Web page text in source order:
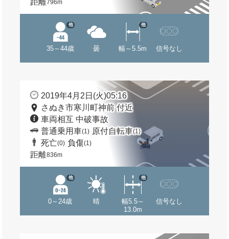
距離796m
35～44歳
他
曇 幅～5.5m
他
信号なし
2019年4月2日(火)05:16
さぬき市寒川町神前 付近
車両相互 中破事故
普通乗用車(1) 原付自転車(1)
死亡(0) 負傷(1)
距離836m
0～24歳
他
晴
幅5.5～
13.0m
他
信号なし